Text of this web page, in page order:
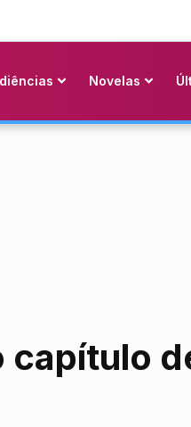
Novelas
capítulo